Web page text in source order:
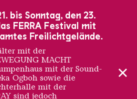
bis Sonntag, den 23.
FERRA Festival mit
Freilichtgelände.
mit der
MACHT
mit der Sound-
Ogboh sowie die
mit der
sind jedoch